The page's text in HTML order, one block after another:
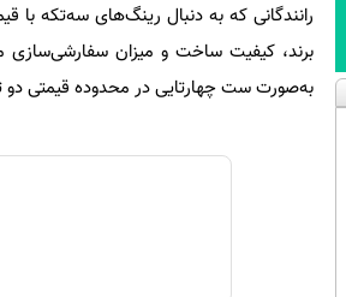
رانندگانی که به دنبال رینگ‌های سه‌تکه
به‌صورت ست چهارتایی در محدوده قیمتی دو